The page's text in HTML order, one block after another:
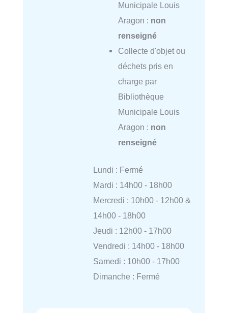
Municipale Louis
Aragon : non
renseigné
Collecte d'objet ou
déchets pris en
charge par
Bibliothèque
Municipale Louis
Aragon : non
renseigné
Lundi : Fermé
Mardi : 14h00 - 18h00
Mercredi : 10h00 - 12h00 &
14h00 - 18h00
Jeudi : 12h00 - 17h00
Vendredi : 14h00 - 18h00
Samedi : 10h00 - 17h00
Dimanche : Fermé